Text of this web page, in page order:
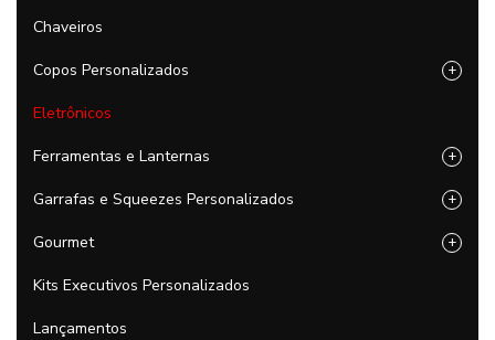
Chaveiros
Copos Personalizados +
Eletrônicos
Ferramentas e Lanternas +
Garrafas e Squeezes Personalizados +
Gourmet +
Kits Executivos Personalizados
Lançamentos